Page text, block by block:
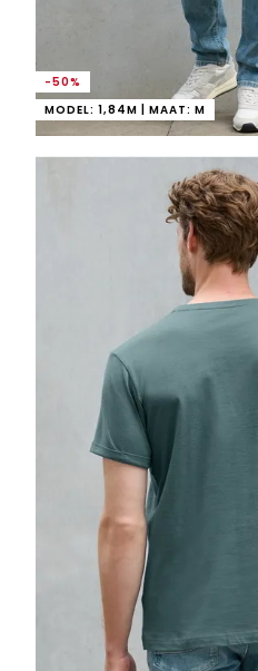
-50%
MODEL: 1,84M | MAAT: M